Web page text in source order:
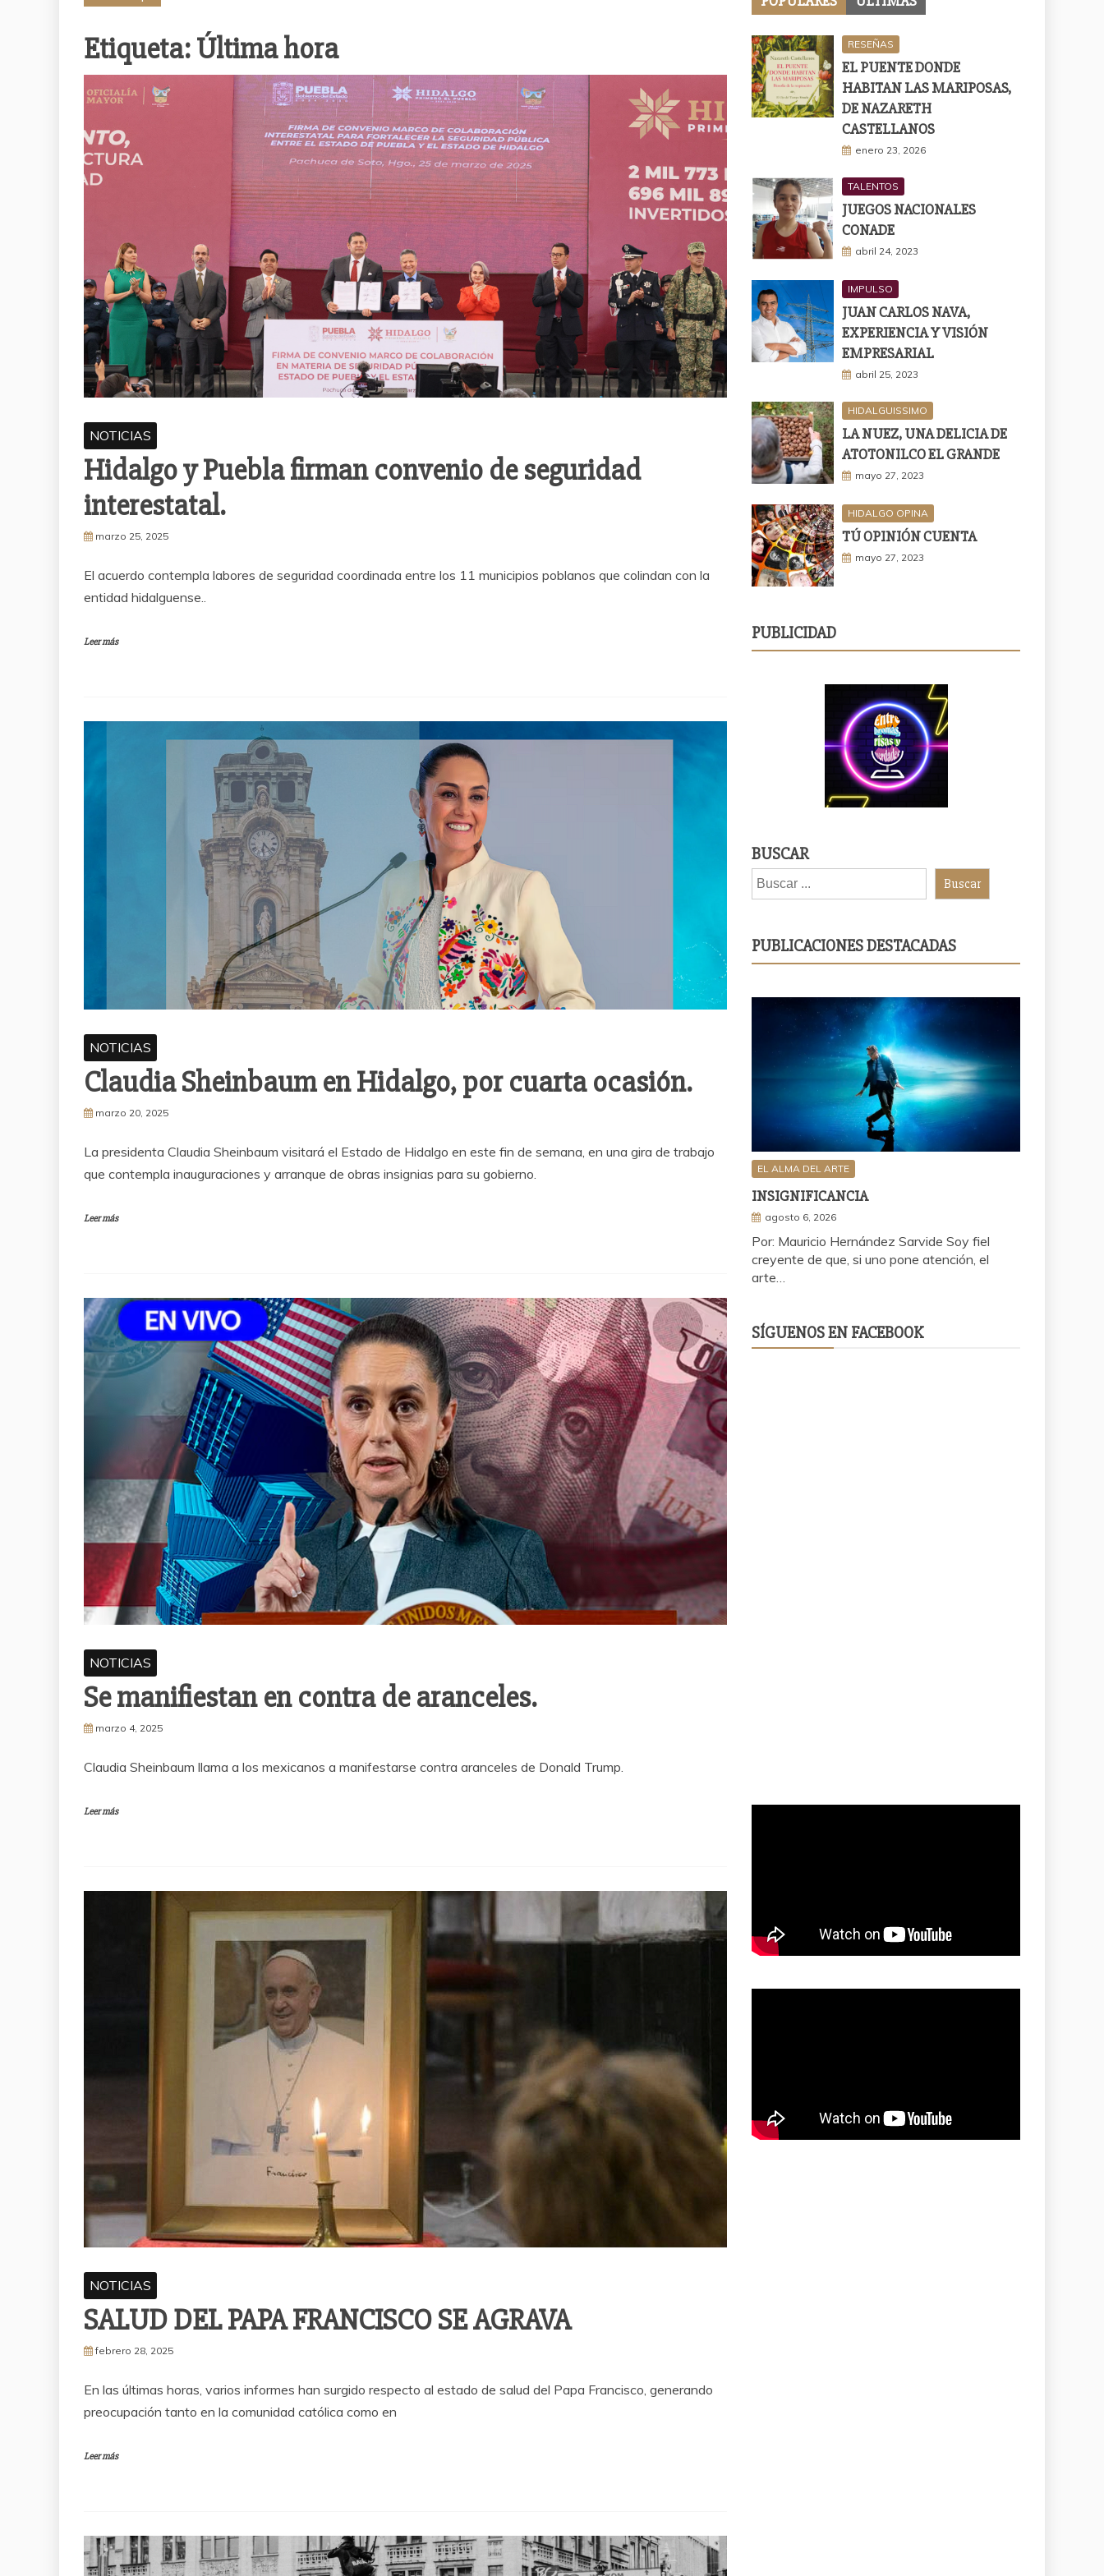
Etiqueta:Última hora
NOTICIAS
Hidalgo y Puebla firman convenio de seguridad
interestatal.
marzo 25, 2025
El acuerdo contempla labores de seguridad coordinada entre los 11 municipios poblanos que colindan con la
entidad hidalguense..
Leer más
NOTICIAS
Claudia Sheinbaum en Hidalgo, por cuarta ocasión.
marzo 20, 2025
La presidenta Claudia Sheinbaum visitará el Estado de Hidalgo en este fin de semana, en una gira de trabajo
que contempla inauguraciones y arranque de obras insignias para su gobierno.
Leer más
NOTICIAS
Se manifiestan en contra de aranceles.
marzo 4, 2025
Claudia Sheinbaum llama a los mexicanos a manifestarse contra aranceles de Donald Trump.
Leer más
NOTICIAS
SALUD DEL PAPA FRANCISCO SE AGRAVA
febrero 28, 2025
En las últimas horas, varios informes han surgido respecto al estado de salud del Papa Francisco, generando
preocupación tanto en la comunidad católica como en
Leer más
RESEÑAS
EL PUENTE DONDE
HABITAN LAS MARIPOSAS,
DE NAZARETH
CASTELLANOS
enero 23, 2026
TALENTOS
JUEGOS NACIONALES
CONADE
abril 24, 2023
IMPULSO
JUAN CARLOS NAVA,
EXPERIENCIA Y VISIÓN
EMPRESARIAL
abril 25, 2023
HIDALGUISSIMO
LA NUEZ, UNA DELICIA DE
ATOTONILCO EL GRANDE
mayo 27, 2023
HIDALGO OPINA
TÚ OPINIÓN CUENTA
mayo 27, 2023
PUBLICIDAD
BUSCAR
Buscar
PUBLICACIONES DESTACADAS
EL ALMA DEL ARTE
INSIGNIFICANCIA
agosto 6, 2026
Por: Mauricio Hernández Sarvide Soy fiel
creyente de que, si uno pone atención, el
arte…
SÍGUENOS EN FACEBOOK